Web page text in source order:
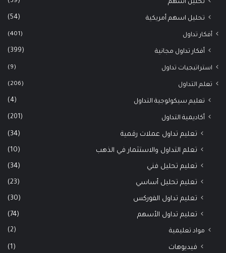
تحليل أسهم
تحليل اسهم أمريكية (54)
أفكار تداول (401)
أفكار تداول مجانية (399)
استراتيجيات تداول (9)
تعلم التداول (206)
تعليم سيكولوجية التداول (4)
أكاديمية التداول (201)
تعليم تداول عملات رقمية (34)
تعلم التداول والاستثمار في الذهب (10)
تعليم تحليل فني (34)
تعليم تحليل أساسي (23)
تعليم تداول الفوركس (30)
تعليم تداول الأسهم (74)
مواد تعليمية (2)
فيديوهات (1)